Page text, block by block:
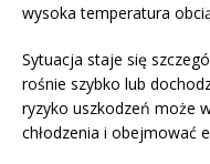
wysoka temperatura
Sytuacja staje się
rośnie szybko lub
ryzyko uszkodzeń może
chłodzenia i obejmować